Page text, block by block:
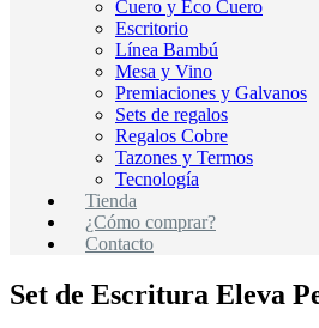
Cuero y Eco Cuero
Escritorio
Línea Bambú
Mesa y Vino
Premiaciones y Galvanos
Sets de regalos
Regalos Cobre
Tazones y Termos
Tecnología
Tienda
¿Cómo comprar?
Contacto
Set de Escritura Eleva